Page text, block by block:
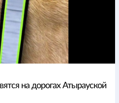
на дорогах Атырауской